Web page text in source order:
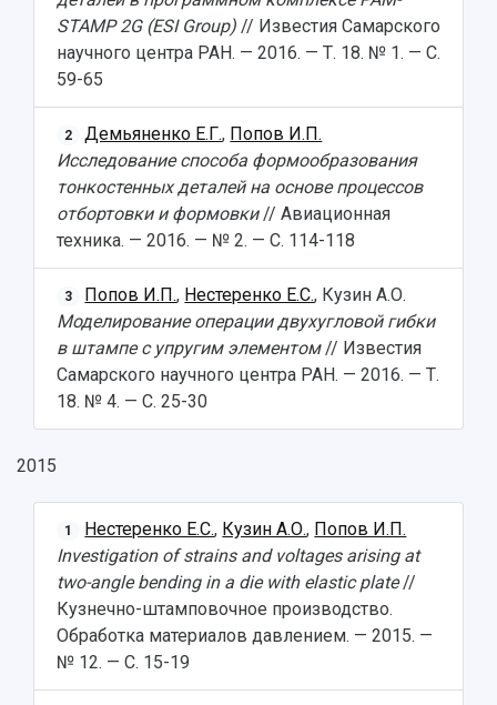
STAMP 2G (ESI Group) // Известия Самарского
научного центра РАН. — 2016. — Т. 18. № 1. — С.
59-65
2 Демьяненко Е.Г., Попов И.П.
Исследование способа формообразования
тонкостенных деталей на основе процессов
отбортовки и формовки// Авиационная
техника. — 2016. — № 2. — С. 114-118
3 Попов И.П., Нестеренко Е.С., Кузин А.О.
Моделирование операции двухугловой гибки
в штампе с упругим элементом// Известия
Самарского научного центра РАН. — 2016. — Т.
18. № 4. — С. 25-30
2015
1 Нестеренко Е.С., Кузин А.О., Попов И.П.
Investigation of strains and voltages arising at
two-angle bending in a die with elastic plate//
Кузнечно-штамповочное производство.
Обработка материалов давлением. — 2015. —
№ 12. — С. 15-19